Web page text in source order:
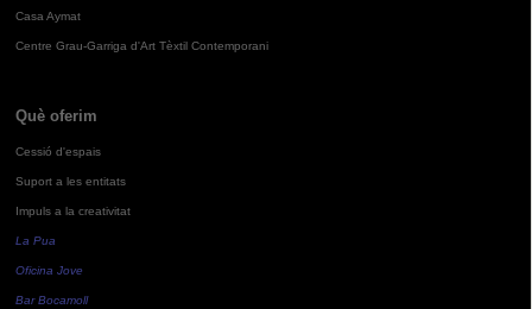
Casa Aymat
Centre Grau-Garriga d'Art Tèxtil Contemporani
Què oferim
Cessió d'espais
Suport a les entitats
Impuls a la creativitat
La Pua
Oficina Jove
Bar Bocamoll